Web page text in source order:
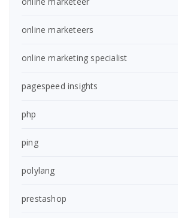
online marketeers
online marketing specialist
pagespeed insights
php
ping
polylang
prestashop